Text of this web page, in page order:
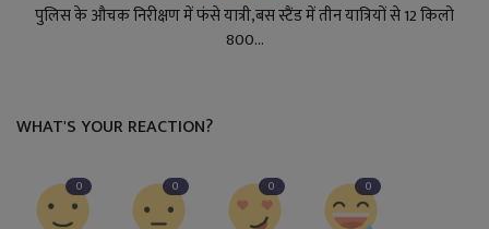
पुलिस के औचक निरीक्षण में फंसे यात्री,बस स्टैंड में तीन यात्रियों से 12 किलो
800...
WHAT'S YOUR REACTION?
0 0 0 0